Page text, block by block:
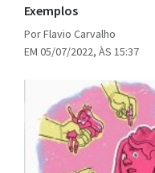
Exemplos
Por Flavio Carvalho
EM 05/07/2022, ÀS 15:37